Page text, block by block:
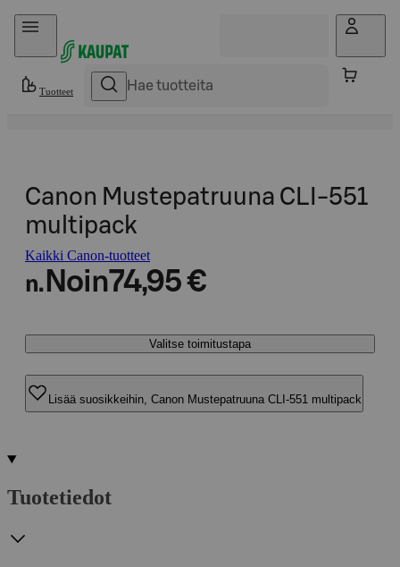
Hyppää sisältöön
Tuotteet
Canon Mustepatruuna CLI-551
multipack
Kaikki Canon-tuotteet
n. Noin74,95 €
Valitse toimitustapa
Lisää suosikkeihin, Canon Mustepatruuna CLI-551 multipack
Tuotetiedot